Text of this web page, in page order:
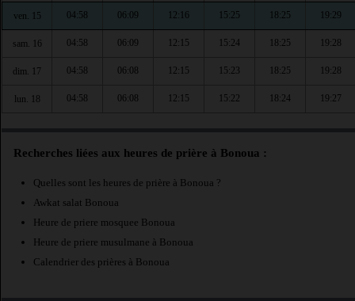
ven. 15 04:58 06:09 12:16 15:25 18:25 19:29
sam. 16 04:58 06:09 12:15 15:24 18:25 19:28
dim. 17 04:58 06:08 12:15 15:23 18:25 19:28
lun. 18 04:58 06:08 12:15 15:22 18:24 19:27
Recherches liées aux heures de prière à Bonoua :
Quelles sont les heures de prière à Bonoua ?
Awkat salat Bonoua
Heure de priere mosquee Bonoua
Heure de priere musulmane à Bonoua
Calendrier des prières à Bonoua